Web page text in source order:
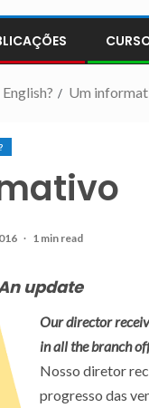
Um
1 min read
update
Our director
in all the branch
Nosso diretor
progresso das